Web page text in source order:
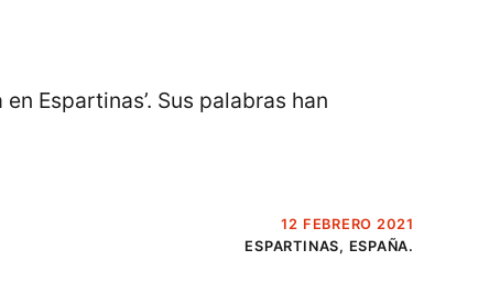
Espartinas’. Sus palabras han
12 FEBRERO 2021
ESPARTINAS, ESPAÑA.